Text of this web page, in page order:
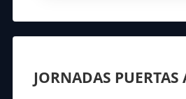
JORNADAS PUERTAS